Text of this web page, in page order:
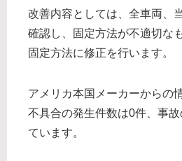
改善内容としては、全車両、
確認し、固定方法が不適切な
固定方法に修正を行います。
アメリカ本国メーカーからの
不具合の発生件数は0件、事
ています。